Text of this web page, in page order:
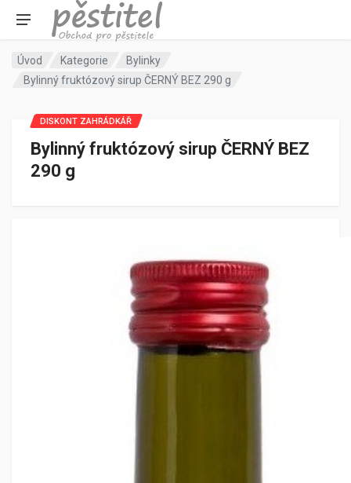
Úvod Kategorie
Bylinky
Bylinný fruktózový sirup ČERNÝ BEZ 290 g
Bylinný fruktózový sirup ČERNÝ BEZ
290 g
DISKONT ZAHRÁDKÁŘ